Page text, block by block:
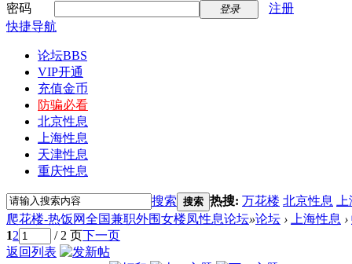
密码
登录
注册
快捷导航
论坛BBS
VIP开通
充值金币
防骗必看
北京性息
上海性息
天津性息
重庆性息
搜索 搜索 热搜: 万花楼 北京性息
爬花楼-热饭网全国兼职外围女楼凤性息论坛»论坛 › 上海性息 ›
12 / 2 页下一页
返回列表